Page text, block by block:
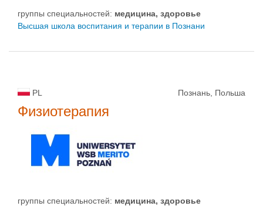
группы специальностей: медицина, здоровье
Высшая школа воспитания и терапии в Познани
PL Познань, Польша
Физиотерапия
группы специальностей: медицина, здоровье